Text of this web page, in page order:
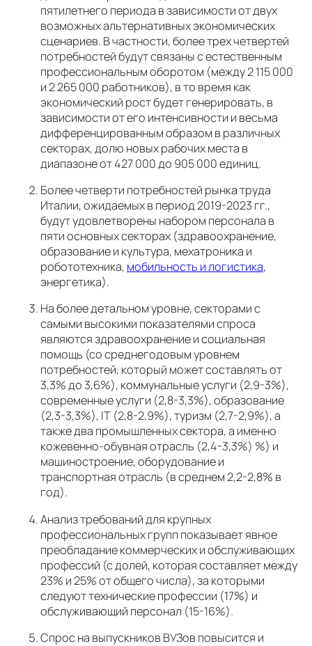
пятилетнего периода в зависимости от двух
возможных альтернативных экономических
сценариев. В частности, более трех четвертей
потребностей будут связаны с естественным
профессиональным оборотом (между 2 115 000
и 2 265 000 работников), в то время как
экономический рост будет генерировать, в
зависимости от его интенсивности и весьма
дифференцированным образом в различных
секторах, долю новых рабочих места в
диапазоне от 427 000 до 905 000 единиц.
Более четверти потребностей рынка труда
Италии, ожидаемых в период 2019-2023 гг.,
будут удовлетворены набором персонала в
пяти основных секторах (здравоохранение,
образование и культура, мехатроника и
робототехника, мобильность и логистика,
энергетика).
На более детальном уровне, секторами с
самыми высокими показателями спроса
являются здравоохранение и социальная
помощь (со среднегодовым уровнем
потребностей, который может составлять от
3,3% до 3,6%), коммунальные услуги (2,9-3%),
современные услуги (2,8-3,3%), образование
(2,3-3,3%), IT (2,8-2,9%), туризм (2,7-2,9%), а
также два промышленных сектора, а именно
кожевенно-обувная отрасль (2,4-3,3%) %) и
машиностроение, оборудование и
транспортная отрасль (в среднем 2,2-2,8% в
год).
Анализ требований для крупных
профессиональных групп показывает явное
преобладание коммерческих и обслуживающих
профессий (с долей, которая составляет между
23% и 25% от общего числа), за которыми
следуют технические профессии (17%) и
обслуживающий персонал (15-16%).
Спрос на выпускников ВУЗов повысится и